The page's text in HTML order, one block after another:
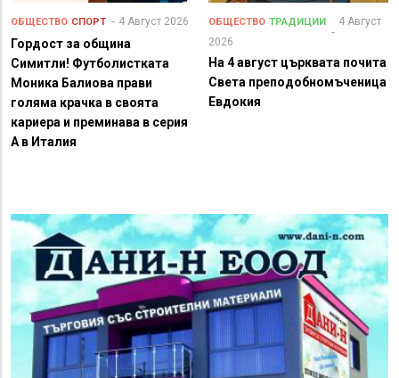
ОБЩЕСТВО СПОРТ 4 Август 2026
Гордост за община
Симитли! Футболистката
Моника Балиова прави
голяма крачка в своята
кариера и преминава в серия
А в Италия
ОБЩЕСТВО ТРАДИЦИИ
4 Август
2026
На 4 август църквата почита
Света преподобномъченица
Евдокия